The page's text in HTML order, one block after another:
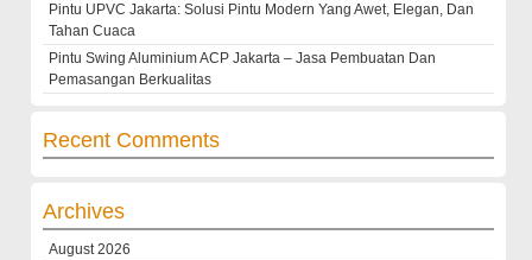
Pintu UPVC Jakarta: Solusi Pintu Modern Yang Awet, Elegan, Dan
Tahan Cuaca
Pintu Swing Aluminium ACP Jakarta – Jasa Pembuatan Dan
Pemasangan Berkualitas
Recent Comments
Archives
August 2026